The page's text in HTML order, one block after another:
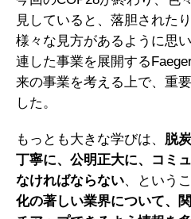
見していると、落胆された
様々な見方があるように思
連した事業を展開する
来の事業を考える上で、重
した。
もっとも大きな学びは、 脱
丁寧に、公明正大に、コミ
なければならない、という
化の著しい業界について、